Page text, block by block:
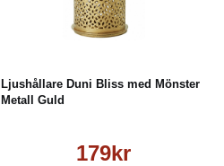
Ljushållare Duni Bliss med Mönster
Metall Guld
179kr